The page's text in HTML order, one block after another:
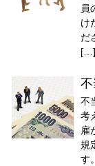
員
け
だ
[…]
不
不
考
雇
規
す